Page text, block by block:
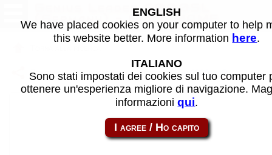
Genius Leader 6000SL
(Germany) - Gioco MAME
Condividi la pagina usando questo link: gl6000sl
ENGLISH
We have placed cookies on your computer to help
this website better. More information here.
ITALIANO
Sono stati impostati dei cookies sul tuo computer
ottenere un'esperienza migliore di navigazione.
informazioniqui.